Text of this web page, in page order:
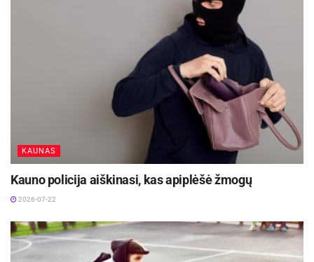
KAUNAS
Kauno policija aiškinasi, kas apiplėšė žmogų
2026-07-22